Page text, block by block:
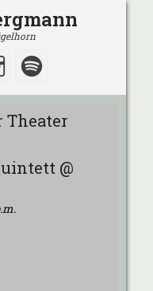
Instagram
Theater
@